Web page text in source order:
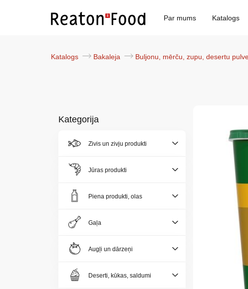
Par mums Katalogs
Katalogs Bakaleja Buljonu, mērču, zupu, desertu
Kategorija
Zivis un zivju produkti
Jūras produkti
Piena produkti, olas
Gaļa
Augļi un dārzeņi
Deserti, kūkas, saldumi